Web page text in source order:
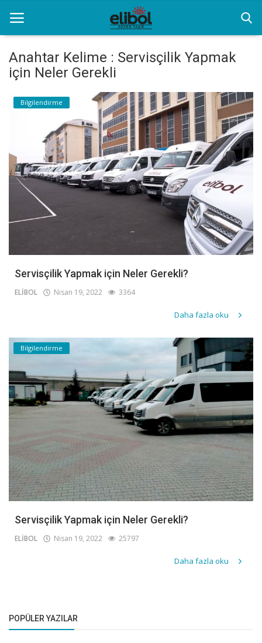
Anasayfa
Hizmet ve Yeniliklerimiz
Özel Transfer Hizmeti
İletişim
Resim Galerisi
Anahtar Kelime : Servisçilik Yapmak
için Neler Gerekli
Bilgilendirme
Servisçilik Yapmak için Neler Gerekli?
ELİBOL Nisan 19, 2022 3364
Daha fazla oku
Bilgilendirme
Servisçilik Yapmak için Neler Gerekli?
ELİBOL Nisan 19, 2022 25797
Daha fazla oku
POPÜLER YAZILAR